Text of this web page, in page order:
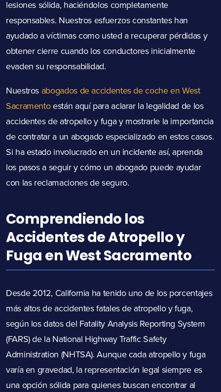
lesiones sólida, haciéndolos completamente
responsables. Nuestros esfuerzos constantes han
ayudado a víctimas como usted a recuperar pérdidas y
obtener cierre cuando los conductores inicialmente
evaden su responsabilidad.
Nuestros abogados de accidentes de coche en West
Sacramentoestán aquí para aclarar la legalidad de los
accidentes de atropello y fuga y mostrarle la importancia
de contratar a un abogado especializado en estos casos.
Si ha estado involucrado en un incidente así, aprenda
los pasos a seguir y cómo un abogado puede ayudar
con las reclamaciones de seguro.
Comprendiendo los
Accidentes de Atropello y
Fuga en West Sacramento
Desde 2012, California ha tenido uno de los porcentajes
más altos de accidentes fatales de atropello y fuga,
según los datos del Fatality Analysis Reporting System
(FARS)de la National Highway Traffic Safety
Administration (NHTSA). Aunque cada atropello y fuga
varía en gravedad, la representación legal siempre es
una opción sólida para quienes buscan encontrar al